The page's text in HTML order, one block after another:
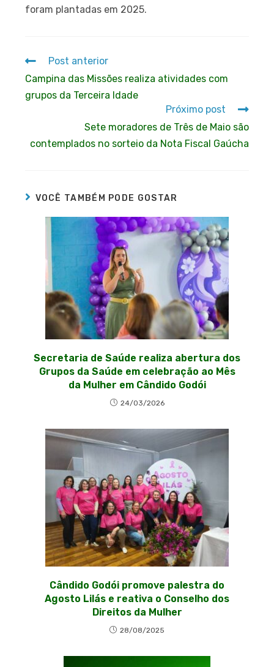
foram plantadas em 2025.
Post anterior
Campina das Missões realiza atividades com
grupos da Terceira Idade
Próximo post
Sete moradores de Três de Maio são
contemplados no sorteio da Nota Fiscal Gaúcha
VOCÊ TAMBÉM PODE GOSTAR
Secretaria de Saúde realiza abertura dos
Grupos da Saúde em celebração ao Mês
da Mulher em Cândido Godói
24/03/2026
Cândido Godói promove palestra do
Agosto Lilás e reativa o Conselho dos
Direitos da Mulher
28/08/2025